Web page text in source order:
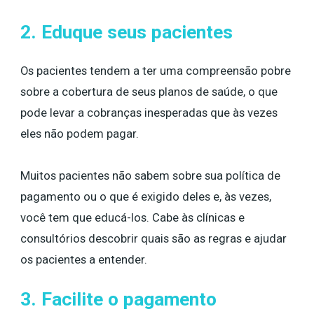
2. Eduque seus pacientes
Os pacientes tendem a ter uma compreensão pobre
sobre a cobertura de seus planos de saúde, o que
pode levar a cobranças inesperadas que às vezes
eles não podem pagar.
Muitos pacientes não sabem sobre sua política de
pagamento ou o que é exigido deles e, às vezes,
você tem que educá-los. Cabe às clínicas e
consultórios descobrir quais são as regras e ajudar
os pacientes a entender.
3. Facilite o pagamento